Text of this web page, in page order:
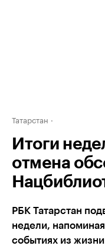
Татарстан
Итоги
отмена
РБК Татарстан
недели,
событиях из